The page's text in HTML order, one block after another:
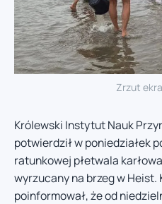
Zrzut
Królewski Instytut Nauk
potwierdził w poniedziałek
ratunkowej płetwala
wyrzucany na brzeg w
poinformował, że od